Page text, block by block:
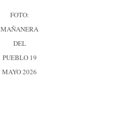
FOTO:
MAÑANERA
DEL
PUEBLO 19
MAYO 2026